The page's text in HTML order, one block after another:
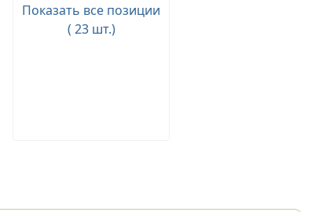
Показать все позиции
( 23 шт.)